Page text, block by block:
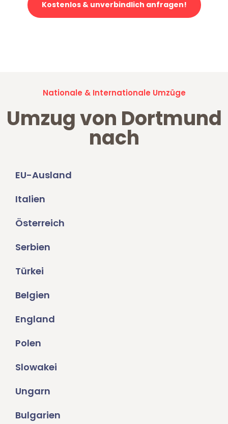
Kostenlos & unverbindlich anfragen!
Nationale & Internationale Umzüge
Umzug von Dortmund
nach
EU-Ausland
Italien
Österreich
Serbien
Türkei
Belgien
England
Polen
Slowakei
Ungarn
Bulgarien